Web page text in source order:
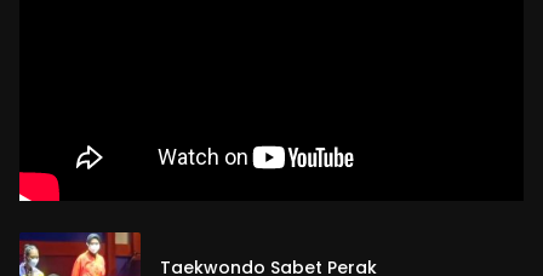
Taekwondo Sabet Perak